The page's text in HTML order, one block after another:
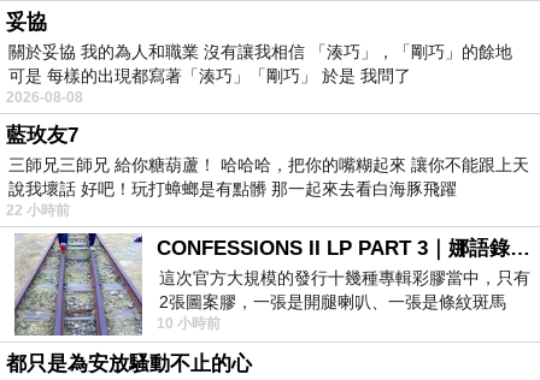
情人節卡片怎麼寫
澳門鉅記新口味！經典杏仁餅，團購網首賣！人
氣伴手禮立刻送到家！
妥協
關於妥協 我的為人和職業 沒有讓我相信 「湊巧」，「剛巧」的餘地
可是 每樣的出現都寫著「湊巧」「剛巧」 於是 我問了
2026-08-08
藍玫友7
三師兄三師兄 給你糖葫蘆！ 哈哈哈，把你的嘴糊起來 讓你不能跟上天
說我壞話 好吧！玩打蟑螂是有點髒 那一起來去看白海豚飛躍
22 小時前
CONFESSIONS II LP PART 3｜娜語錄II LP PART 3
這次官方大規模的發行十幾種專輯彩膠當中，只有
2張圖案膠，一張是開腿喇叭、一張是條紋斑馬
版；目前官網上只剩澳洲商店AU STORE
10 小時前
都只是為安放騷動不止的心